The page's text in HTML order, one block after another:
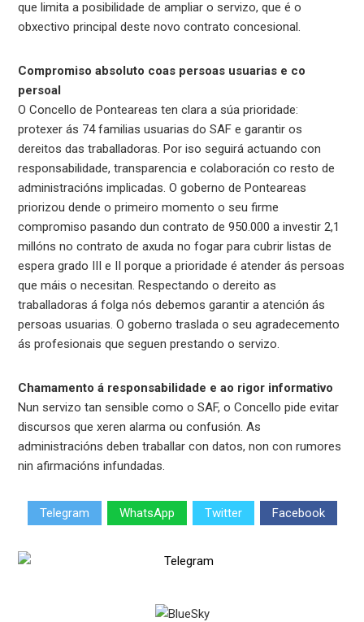
que limita a posibilidade de ampliar o servizo, que é o
obxectivo principal deste novo contrato concesional.
Compromiso absoluto coas persoas usuarias e co
persoal
O Concello de Ponteareas ten clara a súa prioridade:
protexer ás 74 familias usuarias do SAF e garantir os
dereitos das traballadoras. Por iso seguirá actuando con
responsabilidade, transparencia e colaboración co resto de
administracións implicadas. O goberno de Ponteareas
priorizou dende o primeiro momento o seu firme
compromiso pasando dun contrato de 950.000 a investir 2,1
millóns no contrato de axuda no fogar para cubrir listas de
espera grado III e II porque a prioridade é atender ás persoas
que máis o necesitan. Respectando o dereito as
traballadoras á folga nós debemos garantir a atención ás
persoas usuarias. O goberno traslada o seu agradecemento
ás profesionais que seguen prestando o servizo.
Chamamento á responsabilidade e ao rigor informativo
Nun servizo tan sensible como o SAF, o Concello pide evitar
discursos que xeren alarma ou confusión. As
administracións deben traballar con datos, non con rumores
nin afirmacións infundadas.
Telegram WhatsApp Twitter Facebook